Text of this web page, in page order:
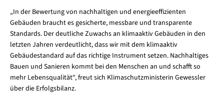
„In der Bewertung von nachhaltigen und energieeffizienten
Gebäuden braucht es gesicherte, messbare und transparente
Standards. Der deutliche Zuwachs an klimaaktiv Gebäuden in den
letzten Jahren verdeutlicht, dass wir mit dem klimaaktiv
Gebäudestandard auf das richtige Instrument setzen. Nachhaltiges
Bauen und Sanieren kommt bei den Menschen an und schafft so
mehr Lebensqualität“, freut sich Klimaschutzministerin Gewessler
über die Erfolgsbilanz.